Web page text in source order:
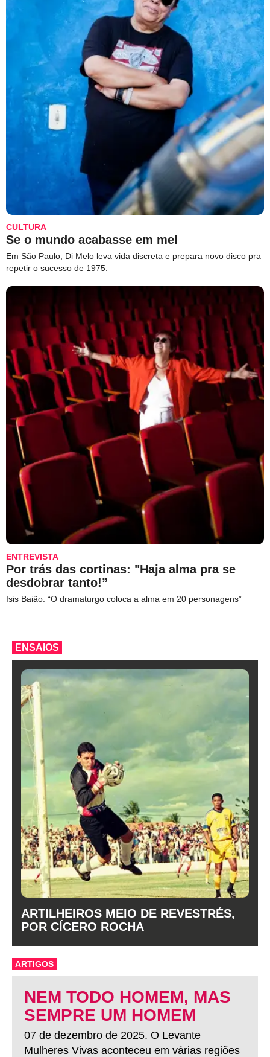
CULTURA
Se o mundo acabasse em mel
Em São Paulo, Di Melo leva vida discreta e prepara novo disco pra
repetir o sucesso de 1975.
ENTREVISTA
Por trás das cortinas: "Haja alma pra se
desdobrar tanto!”
Isis Baião: “O dramaturgo coloca a alma em 20 personagens”
ENSAIOS
ARTILHEIROS MEIO DE REVESTRÉS,
POR CÍCERO ROCHA
ARTIGOS
NEM TODO HOMEM, MAS
SEMPRE UM HOMEM
07 de dezembro de 2025. O Levante
Mulheres Vivas aconteceu em várias regiões